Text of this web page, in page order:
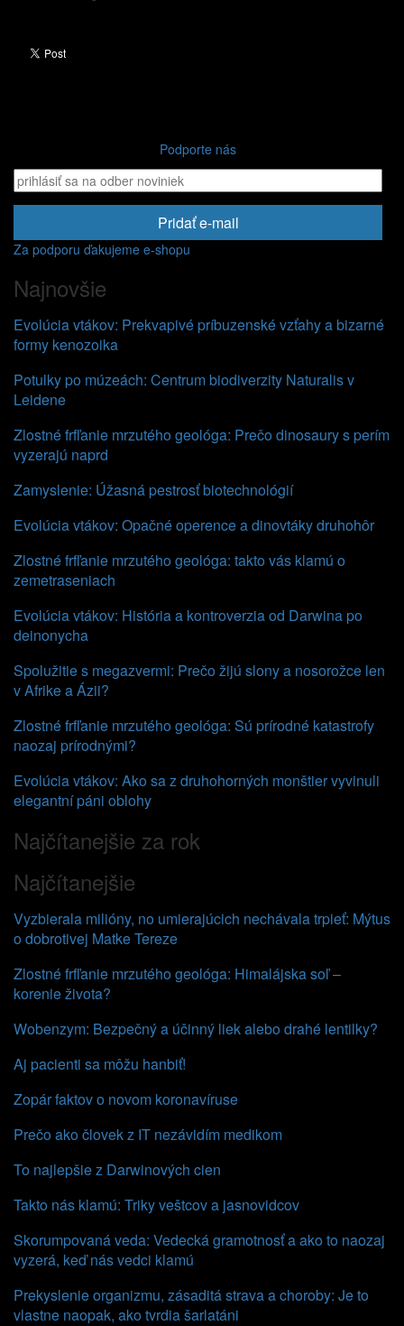
Podporte nás
Pridať e-mail
Za podporu ďakujeme e-shopu
Najnovšie
Evolúcia vtákov: Prekvapivé príbuzenské vzťahy a bizarné
formy kenozoika
Potulky po múzeách: Centrum biodiverzity Naturalis v
Leidene
Zlostné frfľanie mrzutého geológa: Prečo dinosaury s perím
vyzerajú naprd
Zamyslenie: Úžasná pestrosť biotechnológií
Evolúcia vtákov: Opačné operence a dinovtáky druhohôr
Zlostné frfľanie mrzutého geológa: takto vás klamú o
zemetraseniach
Evolúcia vtákov: História a kontroverzia od Darwina po
deinonycha
Spolužitie s megazvermi: Prečo žijú slony a nosorožce len
v Afrike a Ázii?
Zlostné frfľanie mrzutého geológa: Sú prírodné katastrofy
naozaj prírodnými?
Evolúcia vtákov: Ako sa z druhohorných monštier vyvinuli
elegantní páni oblohy
Najčítanejšie za rok
Najčítanejšie
Vyzbierala milióny, no umierajúcich nechávala trpieť: Mýtus
o dobrotivej Matke Tereze
Zlostné frfľanie mrzutého geológa: Himalájska soľ –
korenie života?
Wobenzym: Bezpečný a účinný liek alebo drahé lentilky?
Aj pacienti sa môžu hanbiť!
Zopár faktov o novom koronavíruse
Prečo ako človek z IT nezávidím medikom
To najlepšie z Darwinových cien
Takto nás klamú: Triky veštcov a jasnovidcov
Skorumpovaná veda: Vedecká gramotnosť a ako to naozaj
vyzerá, keď nás vedci klamú
Prekyslenie organizmu, zásaditá strava a choroby: Je to
vlastne naopak, ako tvrdia šarlatáni